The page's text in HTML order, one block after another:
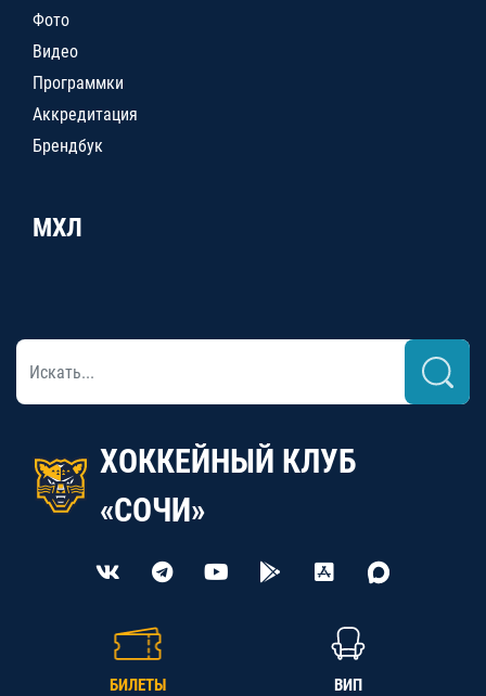
Фото
Видео
Программки
Аккредитация
Брендбук
МХЛ
ХОККЕЙНЫЙ КЛУБ
«СОЧИ»
БИЛЕТЫ ВИП